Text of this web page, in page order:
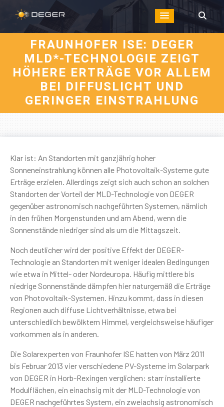
FRAUNHOFER ISE: DEGER
MLD*-TECHNOLOGIE ZEIGT
HÖHERE ERTRÄGE VOR ALLEM
BEI DIFFUSLICHT UND
GERINGER EINSTRAHLUNG
Klar ist: An Standorten mit ganzjährig hoher
Sonneneinstrahlung können alle Photovoltaik-Systeme gute
Erträge erzielen. Allerdings zeigt sich auch schon an solchen
Standorten der Vorteil der MLD-Technologie von DEGER
gegenüber astronomisch nachgeführten Systemen, nämlich
in den frühen Morgenstunden und am Abend, wenn die
Sonnenstände niedriger sind als um die Mittagszeit.
Noch deutlicher wird der positive Effekt der DEGER-
Technologie an Standorten mit weniger idealen Bedingungen
wie etwa in Mittel- oder Nordeuropa. Häufig mittlere bis
niedrige Sonnenstände dämpfen hier naturgemäß die Erträge
von Photovoltaik-Systemen. Hinzu kommt, dass in diesen
Regionen auch diffuse Lichtverhältnisse, etwa bei
unterschiedlich bewölktem Himmel, vergleichsweise häufiger
vorkommen als in anderen.
Die Solarexperten von Fraunhofer ISE hatten von März 2011
bis Februar 2013 vier verschiedene PV-Systeme im Solarpark
von DEGER in Horb-Rexingen verglichen: starr installierte
Modulflächen, ein einachsig mit der MLD-Technologie von
DEGER nachgeführtes System, ein zweiachsig astronomisch